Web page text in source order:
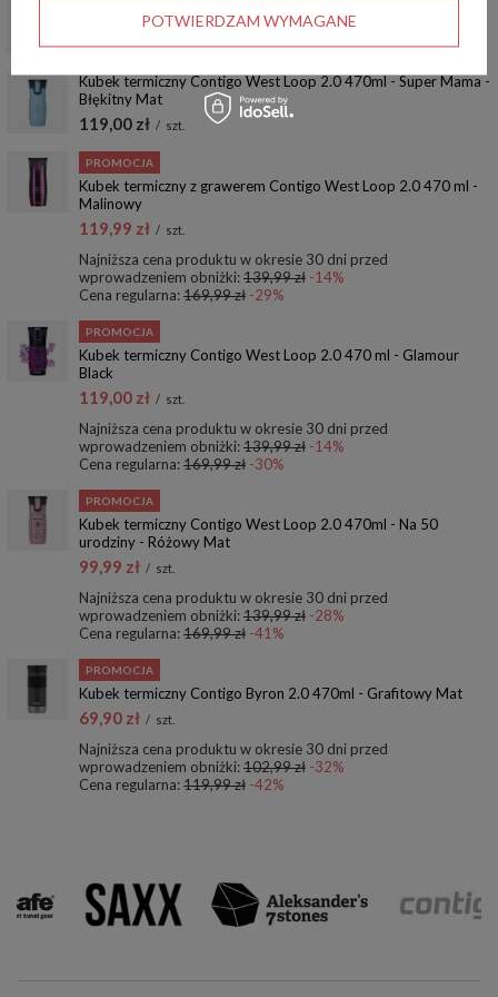
119,00 zł / szt.
Kubek termiczny Contigo West Loop 2.0 470ml - Super Mama -
Błękitny Mat
119,00 zł / szt.
PROMOCJA
Kubek termiczny z grawerem Contigo West Loop 2.0 470 ml -
Malinowy
119,99 zł / szt.
Najniższa cena produktu w okresie 30 dni przed
wprowadzeniem obniżki:139,99 zł -14%
Cena regularna:169,99 zł -29%
PROMOCJA
Kubek termiczny Contigo West Loop 2.0 470 ml - Glamour
Black
119,00 zł / szt.
Najniższa cena produktu w okresie 30 dni przed
wprowadzeniem obniżki:139,99 zł -14%
Cena regularna:169,99 zł -30%
PROMOCJA
Kubek termiczny Contigo West Loop 2.0 470ml - Na 50
urodziny - Różowy Mat
99,99 zł / szt.
Najniższa cena produktu w okresie 30 dni przed
wprowadzeniem obniżki:139,99 zł -28%
Cena regularna:169,99 zł -41%
PROMOCJA
Kubek termiczny Contigo Byron 2.0 470ml - Grafitowy Mat
69,90 zł / szt.
Najniższa cena produktu w okresie 30 dni przed
wprowadzeniem obniżki:102,99 zł -32%
Cena regularna:119,99 zł -42%
POTWIERDZAM WYMAGANE